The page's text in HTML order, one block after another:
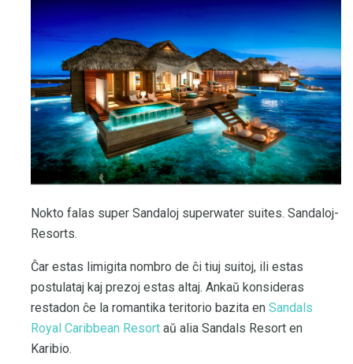
Nokto falas super Sandaloj superwater suites. Sandaloj-
Resorts.
Ĉar estas limigita nombro de ĉi tiuj suitoj, ili estas
postulataj kaj prezoj estas altaj. Ankaŭ konsideras
restadon ĉe la romantika teritorio bazita en Sandals
Royal Caribbean Resort aŭ alia Sandals Resort en
Karibio.